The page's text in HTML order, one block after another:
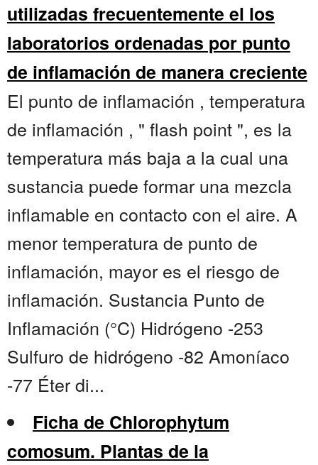
utilizadas frecuentemente el los
laboratorios ordenadas por punto
de inflamación de manera creciente
El punto de inflamación , temperatura
de inflamación , " flash point ", es la
temperatura más baja a la cual una
sustancia puede formar una mezcla
inflamable en contacto con el aire. A
menor temperatura de punto de
inflamación, mayor es el riesgo de
inflamación. Sustancia Punto de
Inflamación (°C) Hidrógeno -253
Sulfuro de hidrógeno -82 Amoníaco
-77 Éter di...
Ficha de Chlorophytum
comosum. Plantas de la